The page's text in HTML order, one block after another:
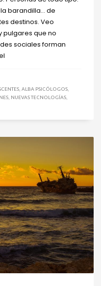
barandilla… de
destinos. Veo
pulgares que no
sociales forman
ALBA PSICÓLOGOS
NUEVAS TECNOLOGÍAS